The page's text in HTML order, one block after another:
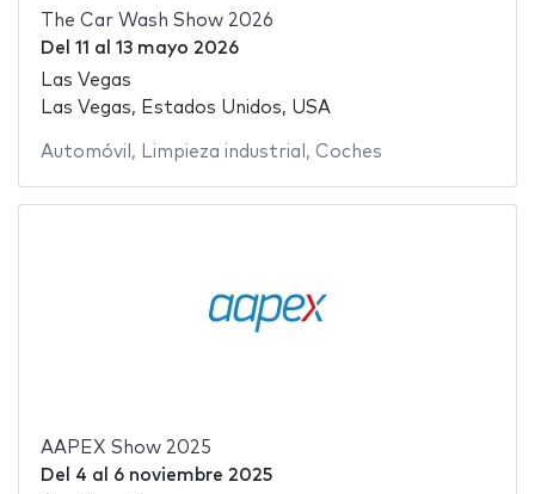
The Car Wash Show 2026
Del 11 al 13 mayo 2026
Las Vegas
Las Vegas, Estados Unidos, USA
Automóvil , Limpieza industrial , Coches
AAPEX Show 2025
Del 4 al 6 noviembre 2025